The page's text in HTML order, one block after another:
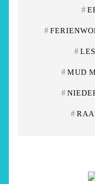
#
#
#
# MUD
#
#